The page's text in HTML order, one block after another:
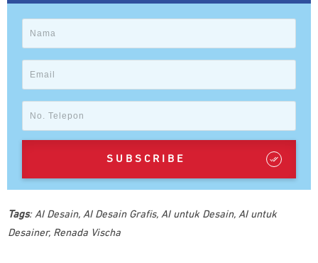
SUBSCRIBE
Tags: AI Desain, AI Desain Grafis, AI untuk Desain, AI untuk
Desainer, Renada Vischa